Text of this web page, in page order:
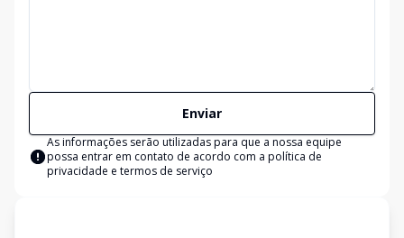
Enviar
As informações serão utilizadas para que a nossa equipe
possa entrar em contato de acordo com a política de
privacidade e termos de serviço